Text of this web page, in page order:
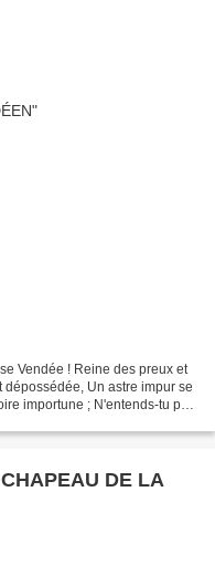
Vendée ! Reine des preux et
Un astre impur se
importune ; N'entends-tu pas